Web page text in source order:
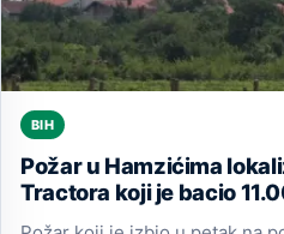
BIH
Požar u Hamzićima
Tractora koji je bacio